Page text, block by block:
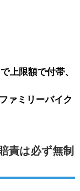
上限額で付帯、
ミリーバイク
責は必ず無制